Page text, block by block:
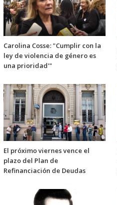
Carolina Cosse: "Cumplir con la
ley de violencia de género es
una prioridad'"
El próximo viernes vence el
plazo del Plan de
Refinanciación de Deudas